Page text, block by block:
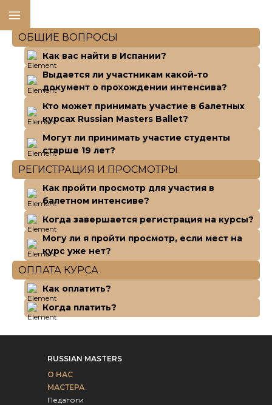
ОБЩИЕ ВОПРОСЫ
Как вас найти в Испании?
Выдается ли участникам какой-то
документ о прохождении интенсива?
Кто может принимать участие в балетных
курсах Russian Masters Ballet?
Могут ли принимать участие студенты
старше 19 лет?
РЕГИСТРАЦИЯ И ПРОСМОТРЫ
Как пройти просмотр для участия в
балетном интенсиве?
Когда завершается регистрация на курсы?
Могу ли я пройти просмотр, если мест на
курс уже нет?
ОПЛАТА КУРСА
Как оплатить?
Когда платить?
RUSSIAN MASTERS
О НАС
МАСТЕРА
Педагоги